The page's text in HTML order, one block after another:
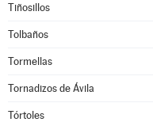
Tiñosillos
Tolbaños
Tormellas
Tornadizos de Ávila
Tórtoles